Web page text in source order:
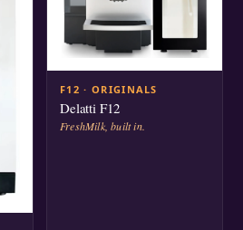
F12 · ORIGINALS
Delatti F12
FreshMilk, built in.